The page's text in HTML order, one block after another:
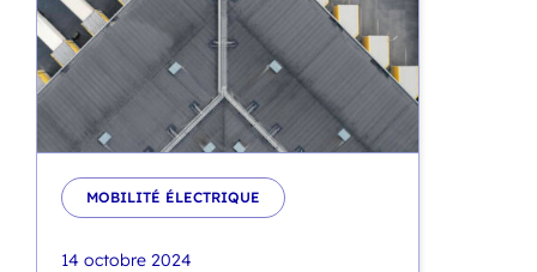
MOBILITÉ ÉLECTRIQUE
14 octobre 2024